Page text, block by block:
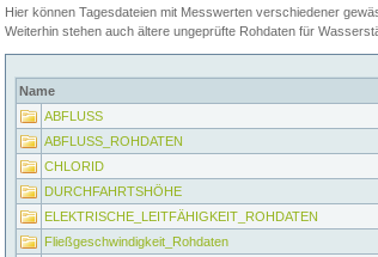
Hier können Tagesdateien mit Messwerten verschiedener
Weiterhin stehen auch ältere ungeprüfte Rohdaten für
Name
ABFLUSS
ABFLUSS_ROHDATEN
CHLORID
DURCHFAHRTSHÖHE
ELEKTRISCHE_LEITFÄHIGKEIT_ROHDATEN
Fließgeschwindigkeit_Rohdaten